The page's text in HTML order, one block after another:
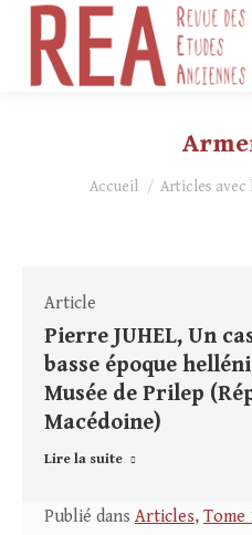
Vous êtes ici :
Accueil Articles avec
Article
Pierre JUHEL, Un
basse époque
Musée de Prilep
Macédoine)
Lire la suite
Publié dans Articles, Tome